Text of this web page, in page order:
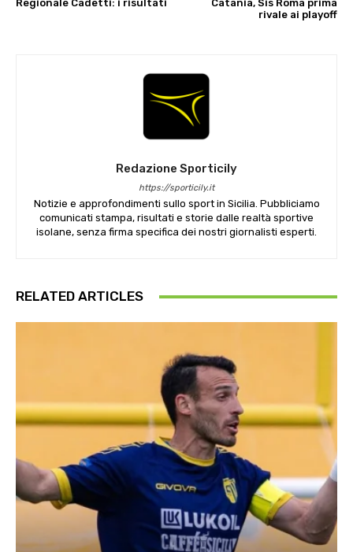
Regionale Cadetti: i risultati
Catania, Sis Roma prima
rivale ai playoff
Redazione Sporticily
https://sporticily.it
Notizie e approfondimenti sullo sport in Sicilia. Pubbliciamo
comunicati stampa, risultati e storie dalle realtà sportive
isolane, senza firma specifica dei nostri giornalisti esperti.
RELATED ARTICLES